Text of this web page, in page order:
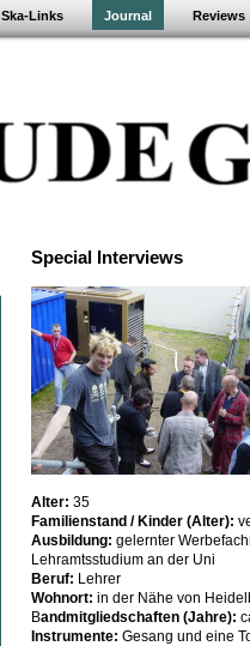
Ska-Links Journal Reviews
Special Interviews
Alter: 35
Familienstand / Kinder (Alter):
Ausbildung: gelernter
Lehramtsstudium an der Uni
Beruf: Lehrer
Wohnort: in der Nähe von
Bandmitgliedschaften (Jahre):
Instrumente: Gesang und eine